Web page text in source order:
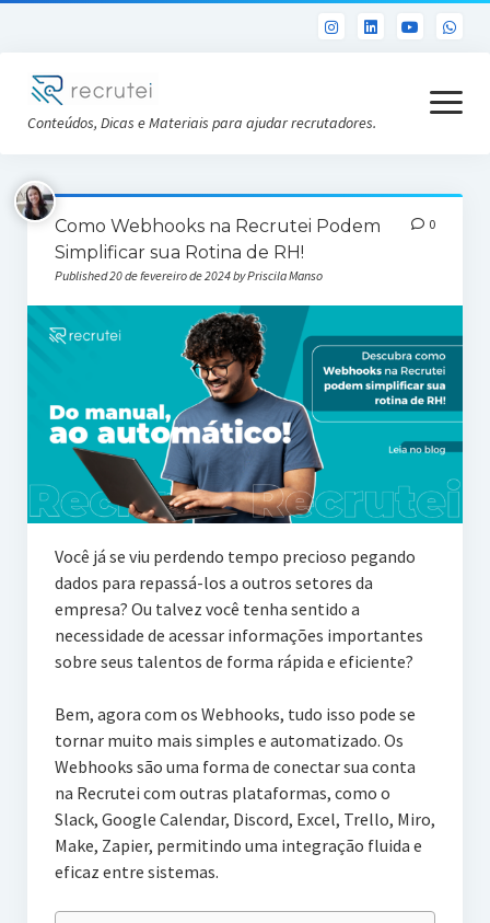
Conteúdos, Dicas e Materiais para ajudar recrutadores.
open
menu
Já sou Cliente
Conheça a Recrutei
Cursos RH gratuitos
Análise DISC gratuita
Como Webhooks na Recrutei Podem
Simplificar sua Rotina de RH!
Published 20 de fevereiro de 2024 by Priscila Manso
0
Você já se viu perdendo tempo precioso pegando
dados para repassá-los a outros setores da
empresa? Ou talvez você tenha sentido a
necessidade de acessar informações importantes
sobre seus talentos de forma rápida e eficiente?
Bem, agora com os Webhooks, tudo isso pode se
tornar muito mais simples e automatizado. Os
Webhooks são uma forma de conectar sua conta
na Recrutei com outras plataformas, como o
Slack, Google Calendar, Discord, Excel, Trello, Miro,
Make, Zapier, permitindo uma integração fluida e
eficaz entre sistemas.